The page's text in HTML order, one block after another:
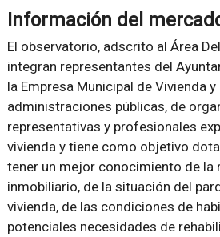
Información del
El observatorio, adscrito al Área
integran representantes del
la Empresa Municipal de Vivienda
administraciones públicas, de
representativas y profesionales
vivienda y tiene como objetivo
tener un mejor conocimiento de la
inmobiliario, de la situación del
vivienda, de las condiciones de
potenciales necesidades de